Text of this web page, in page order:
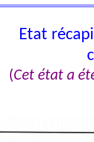
Etat
(Cet état a